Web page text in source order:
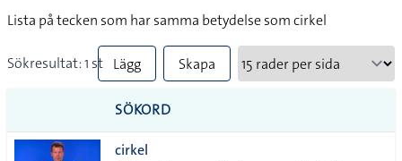
Lista på tecken som har samma betydelse som cirkel
Sökresultat: 1 st Lägg
till
alla i
Skapa
SÖKORD
cirkel